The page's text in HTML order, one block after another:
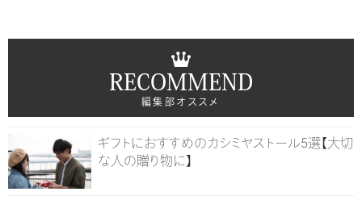
RECOMMEND
編集部オススメ
ギフトにおすすめのカシミヤストール5選【大切
な人の贈り物に】